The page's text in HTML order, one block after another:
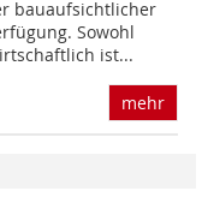
bauaufsichtlicher
Sowohl
ist...
mehr